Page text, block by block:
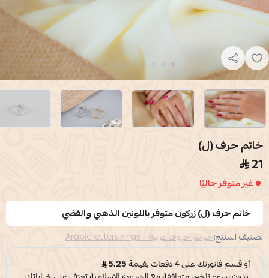
خاتم حرف (ل)
21
غير متوفر حاليًا
خاتم حرف (ل) زركون متوفر باللونين الذهبي والفضي
تصنيف المنتج:خواتم حروف عربية - Arabic letters rings